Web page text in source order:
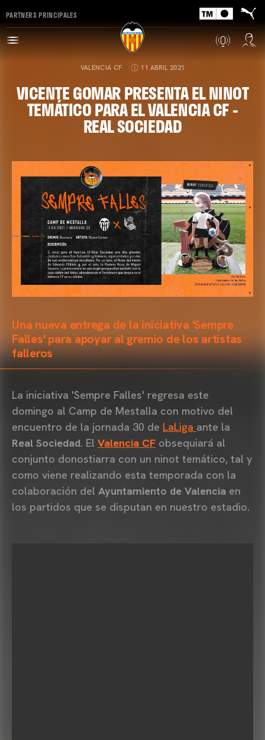
PARTNERS PRINCIPALES
VALENCIA CF 11 ABRIL 2021
VICENTE GOMAR PRESENTA EL NINOT
TEMÁTICO PARA EL VALENCIA CF -
REAL SOCIEDAD
Una nueva entrega de la iniciativa 'Sempre
Falles' para apoyar al gremio de los artistas
falleros
La iniciativa 'Sempre Falles' regresa este
domingo al Camp de Mestalla con motivo del
encuentro de la jornada 30 de LaLiga ante la
Real Sociedad. El Valencia CF obsequiará al
conjunto donostiarra con un ninot temático, tal y
como viene realizando esta temporada con la
colaboración del Ayuntamiento de Valencia en
los partidos que se disputan en nuestro estadio.